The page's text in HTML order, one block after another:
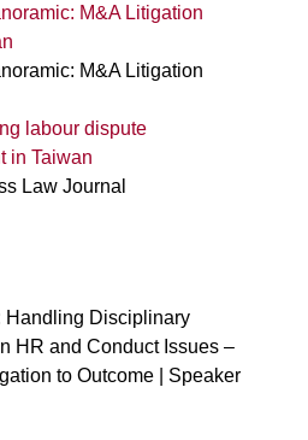
M&A Litigation
M&A Litigation
labour dispute
in Taiwan
Law Journal
Handling Disciplinary
HR and Conduct Issues –
to Outcome | Speaker